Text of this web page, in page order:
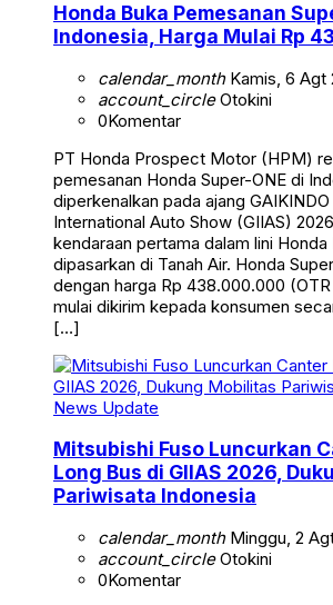
Honda Buka Pemesanan
Indonesia, Harga Mulai Rp
calendar_monthKamis, 6 Agt
account_circleOtokini
0Komentar
PT Honda Prospect Motor (HPM)
pemesanan Honda Super-ONE di
diperkenalkan pada ajang
International Auto Show (GIIAS)
kendaraan pertama dalam lini
dipasarkan di Tanah Air. Honda
dengan harga Rp 438.000.000
mulai dikirim kepada konsumen
[…]
News Update
Mitsubishi Fuso Luncurkan
Long Bus di GIIAS 2026,
Pariwisata Indonesia
calendar_monthMinggu, 2
account_circleOtokini
0Komentar